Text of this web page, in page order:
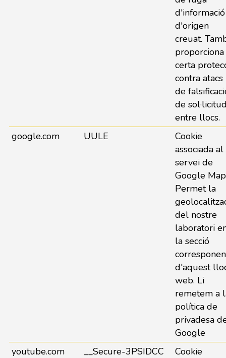
d'informació
d'origen
creuat.
proporciona
certa
contra atacs
de
de
entre llocs.
google.com
UULE
Cookie
associada al
servei de
Google
Permet la
del nostre
laboratori
la secció
d'aquest
web. Li
remetem a
política de
privadesa
Google
youtube.com
__Secure-3PSIDCC
Cookie